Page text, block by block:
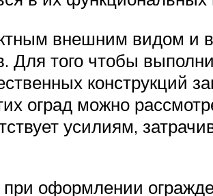
внешним видом и
того чтобы
конструкций
оград можно
усилиям,
оформлении